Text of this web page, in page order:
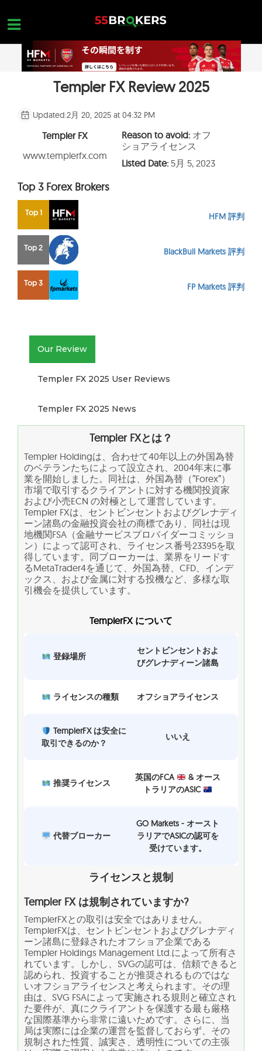
content
FX会社 詐欺
外国為替教育
お問合せ
Templer FX Review 2025
Updated:2月 20, 2025 at 04:32 PM
Templer FX
www.templerfx.com
Reason to avoid:オフ
ショアライセンス
Listed Date:5月 5, 2023
Top 3 Forex Brokers
Top 1 HFM 評判
Top 2 BlackBull Markets 評判
Top 3 FP Markets 評判
Our Review
Templer FX 2025 User Reviews
Templer FX 2025 News
Templer FXとは？
Templer Holdingは、合わせて40年以上の外国為替
のベテランたちによって設立され、2004年末に事
業を開始しました。同社は、外国為替（”Forex”）
市場で取引するクライアントに対する機関投資家
および小売ECN の対極として運営しています。
Templer FXは、セントビンセントおよびグレナディ
ーン諸島の金融投資会社の商標であり、同社は現
地機関FSA（金融サービスプロバイダーコミッショ
ン）によって認可され、ライセンス番号23395を取
得しています。同ブローカーは、業界をリードす
るMetaTrader4を通じて、外国為替、CFD、インデ
ックス、および金属に対する投機など、多様な取
引機会を提供しています。
TemplerFX について
登録場所
セントビンセントおよ
びグレナディーン諸島
ライセンスの種類 オフショアライセンス
TemplerFX は安全に
取引できるのか？
いいえ
推奨ライセンス
英国のFCA
& オース
トラリアのASIC
代替ブローカー
GO Markets - オースト
ラリアでASICの認可を
受けています。
ライセンスと規制
Templer FX は規制されていますか?
TemplerFXとの取引は安全ではありません。
TemplerFXは、セントビンセントおよびグレナディ
ーン諸島に登録されたオフショア企業である
Templer Holdings Management Ltd.によって所有さ
れています。しかし、SVGの認可は、信頼できると
認められ、投資することが推奨されるものではな
いオフショアライセンスと考えられます。その理
由は、SVG FSAによって実施される規則と確立され
た要件が、真にクライアントを保護する最も厳格
な国際基準から非常に遠いためです。さらに、当
局は実際には企業の運営を監督しておらず、その
規制された性質、誠実さ、透明性についての主張